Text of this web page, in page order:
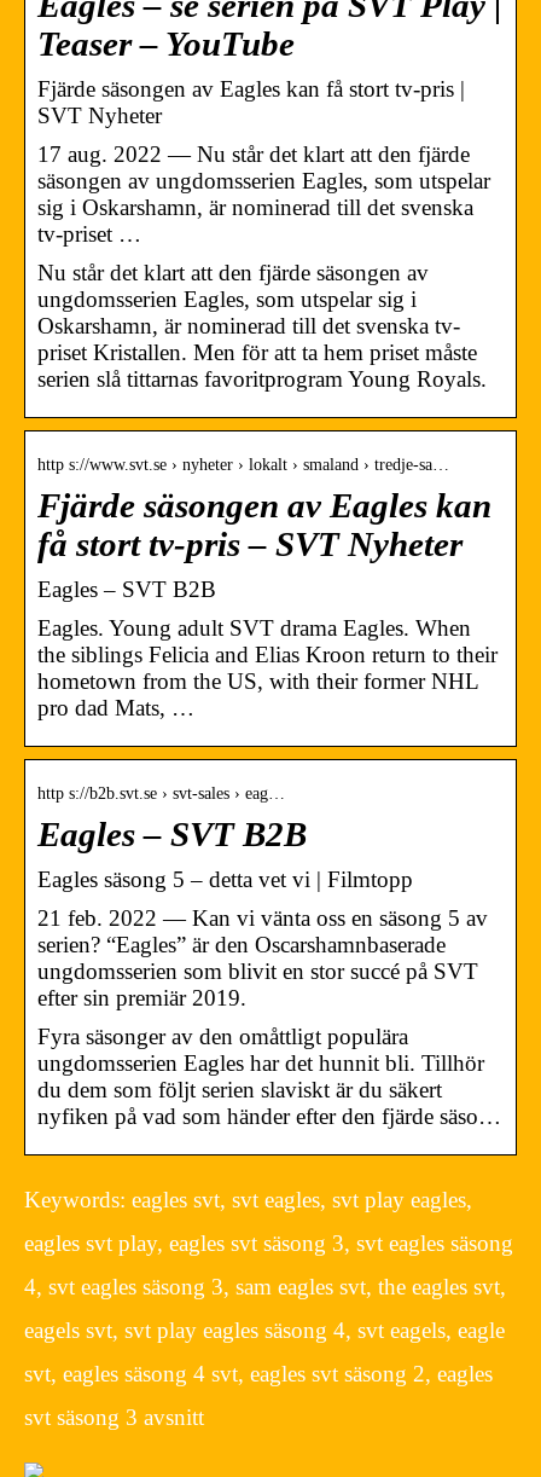
Teaser – YouTube
Fjärde säsongen av Eagles kan få stort tv-pris |
SVT Nyheter
17 aug. 2022 — Nu står det klart att den fjärde
säsongen av ungdomsserien Eagles, som utspelar
sig i Oskarshamn, är nominerad till det svenska
tv-priset …
Nu står det klart att den fjärde säsongen av
ungdomsserien Eagles, som utspelar sig i
Oskarshamn, är nominerad till det svenska tv-
priset Kristallen. Men för att ta hem priset måste
serien slå tittarnas favoritprogram Young Royals.
http s://www.svt.se › nyheter › lokalt › smaland › tredje-sa…
Fjärde säsongen av Eagles kan
få stort tv-pris – SVT Nyheter
Eagles – SVT B2B
Eagles. Young adult SVT drama Eagles. When
the siblings Felicia and Elias Kroon return to their
hometown from the US, with their former NHL
pro dad Mats, …
http s://b2b.svt.se › svt-sales › eag…
Eagles – SVT B2B
Eagles säsong 5 – detta vet vi | Filmtopp
21 feb. 2022 — Kan vi vänta oss en säsong 5 av
serien? “Eagles” är den Oscarshamnbaserade
ungdomsserien som blivit en stor succé på SVT
efter sin premiär 2019.
Fyra säsonger av den omåttligt populära
ungdomsserien Eagles har det hunnit bli. Tillhör
du dem som följt serien slaviskt är du säkert
nyfiken på vad som händer efter den fjärde säso…
Keywords: eagles svt, svt eagles, svt play eagles,
eagles svt play, eagles svt säsong 3, svt eagles säsong
4, svt eagles säsong 3, sam eagles svt, the eagles svt,
eagels svt, svt play eagles säsong 4, svt eagels, eagle
svt, eagles säsong 4 svt, eagles svt säsong 2, eagles
svt säsong 3 avsnitt